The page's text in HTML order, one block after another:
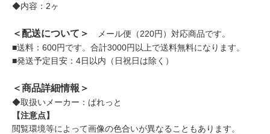
◆内容：2ヶ
＜配送について＞
メール便（220円）対応商品です。
■送料：600円です。合計3000円以上で送料無料になります。
■発送予定目安：4日以内（日祝日は除く）
＜商品詳細情報＞
◆取扱いメーカー：ぱれっと
【注意点】
閲覧環境等によって画像の色合いが異なることもあります。